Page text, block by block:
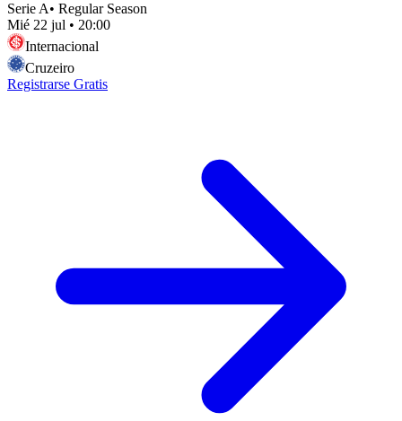
Serie A• Regular Season
Mié 22 jul • 20:00
Internacional
Cruzeiro
Registrarse Gratis